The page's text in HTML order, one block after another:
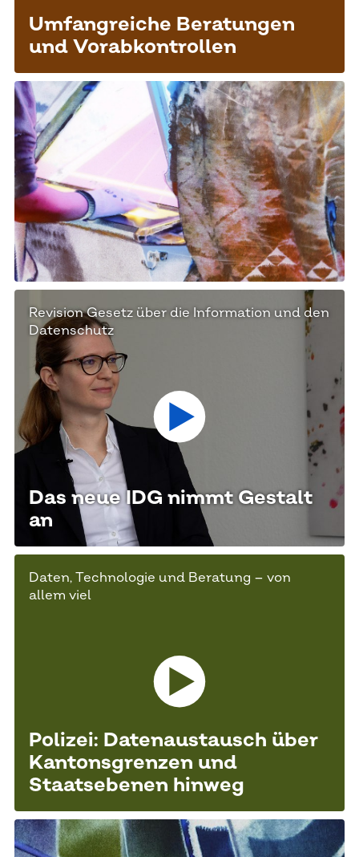
Umfangreiche Beratungen
und Vorabkontrollen
Das neue IDG nimmt Gestalt
an
Revision Gesetz über die Information und den
Datenschutz
Zum Artikel und Video abspielen
Polizei: Datenaustausch über
Kantonsgrenzen und
Staatsebenen hinweg
Daten, Technologie und Beratung – von
allem viel
Zum Artikel und Video abspielen